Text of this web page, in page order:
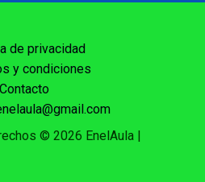
de privacidad
y condiciones
Contacto
© 2026 EnelAula |